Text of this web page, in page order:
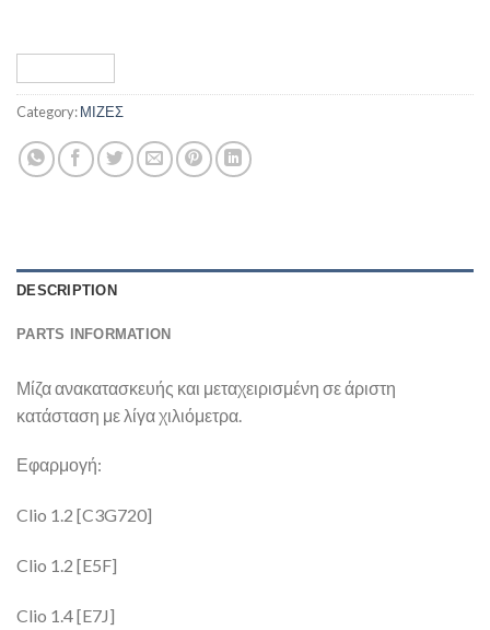
Category:ΜΙΖΕΣ
DESCRIPTION
PARTS INFORMATION
Μίζα ανακατασκευής και μεταχειρισμένη σε άριστη
κατάσταση με λίγα χιλιόμετρα.
Εφαρμογή:
Clio 1.2 [C3G720]
Clio 1.2 [E5F]
Clio 1.4 [E7J]